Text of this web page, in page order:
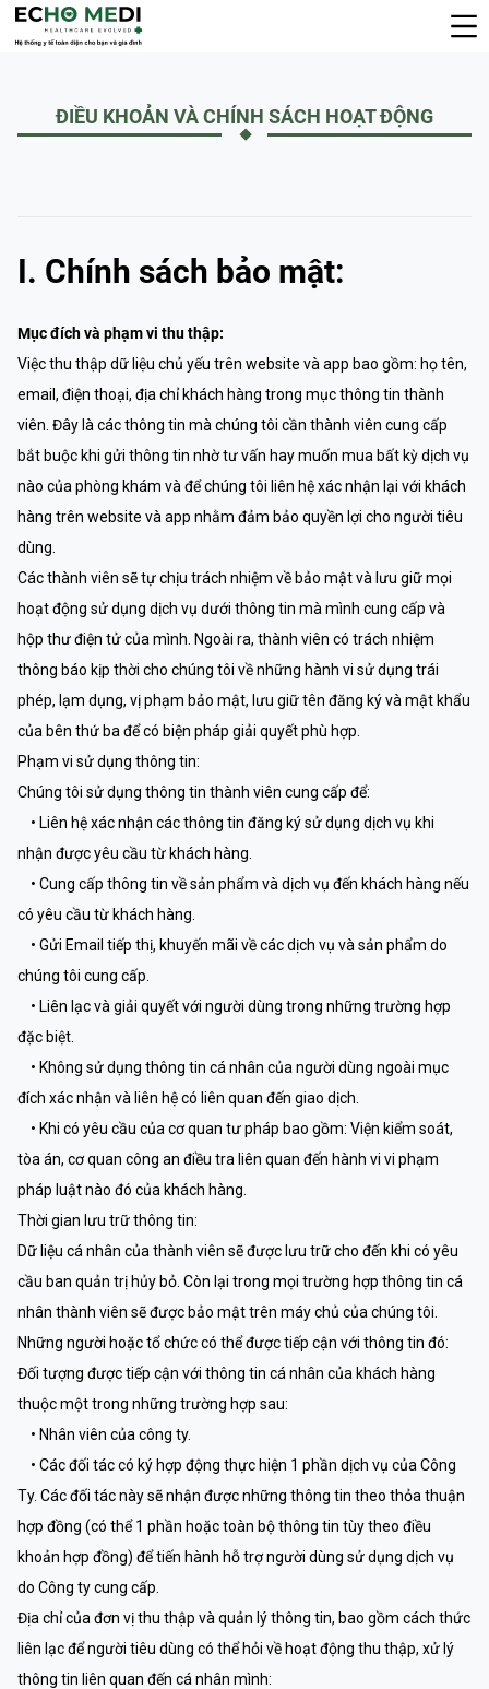
ĐIỀU KHOẢN VÀ CHÍNH SÁCH HOẠT ĐỘNG
I. Chính sách bảo mật:
Mục đích và phạm vi thu thập:
Việc thu thập dữ liệu chủ yếu trên website và app bao gồm: họ tên,
email, điện thoại, địa chỉ khách hàng trong mục thông tin thành
viên. Đây là các thông tin mà chúng tôi cần thành viên cung cấp
bắt buộc khi gửi thông tin nhờ tư vấn hay muốn mua bất kỳ dịch vụ
nào của phòng khám và để chúng tôi liên hệ xác nhận lại với khách
hàng trên website và app nhằm đảm bảo quyền lợi cho người tiêu
dùng.
Các thành viên sẽ tự chịu trách nhiệm về bảo mật và lưu giữ mọi
hoạt động sử dụng dịch vụ dưới thông tin mà mình cung cấp và
hộp thư điện tử của mình. Ngoài ra, thành viên có trách nhiệm
thông báo kịp thời cho chúng tôi về những hành vi sử dụng trái
phép, lạm dụng, vị phạm bảo mật, lưu giữ tên đăng ký và mật khẩu
của bên thứ ba để có biện pháp giải quyết phù hợp.
Phạm vi sử dụng thông tin:
Chúng tôi sử dụng thông tin thành viên cung cấp để:
• Liên hệ xác nhận các thông tin đăng ký sử dụng dịch vụ khi
nhận được yêu cầu từ khách hàng.
• Cung cấp thông tin về sản phẩm và dịch vụ đến khách hàng nếu
có yêu cầu từ khách hàng.
• Gửi Email tiếp thị, khuyến mãi về các dịch vụ và sản phẩm do
chúng tôi cung cấp.
• Liên lạc và giải quyết với người dùng trong những trường hợp
đặc biệt.
• Không sử dụng thông tin cá nhân của người dùng ngoài mục
đích xác nhận và liên hệ có liên quan đến giao dịch.
• Khi có yêu cầu của cơ quan tư pháp bao gồm: Viện kiểm soát,
tòa án, cơ quan công an điều tra liên quan đến hành vi vi phạm
pháp luật nào đó của khách hàng.
Thời gian lưu trữ thông tin:
Dữ liệu cá nhân của thành viên sẽ được lưu trữ cho đến khi có yêu
cầu ban quản trị hủy bỏ. Còn lại trong mọi trường hợp thông tin cá
nhân thành viên sẽ được bảo mật trên máy chủ của chúng tôi.
Những người hoặc tổ chức có thể được tiếp cận với thông tin đó:
Đối tượng được tiếp cận với thông tin cá nhân của khách hàng
thuộc một trong những trường hợp sau:
• Nhân viên của công ty.
• Các đối tác có ký hợp động thực hiện 1 phần dịch vụ của Công
Ty. Các đối tác này sẽ nhận được những thông tin theo thỏa thuận
hợp đồng (có thể 1 phần hoặc toàn bộ thông tin tùy theo điều
khoản hợp đồng) để tiến hành hỗ trợ người dùng sử dụng dịch vụ
do Công ty cung cấp.
Địa chỉ của đơn vị thu thập và quản lý thông tin, bao gồm cách thức
liên lạc để người tiêu dùng có thể hỏi về hoạt động thu thập, xử lý
thông tin liên quan đến cá nhân mình: